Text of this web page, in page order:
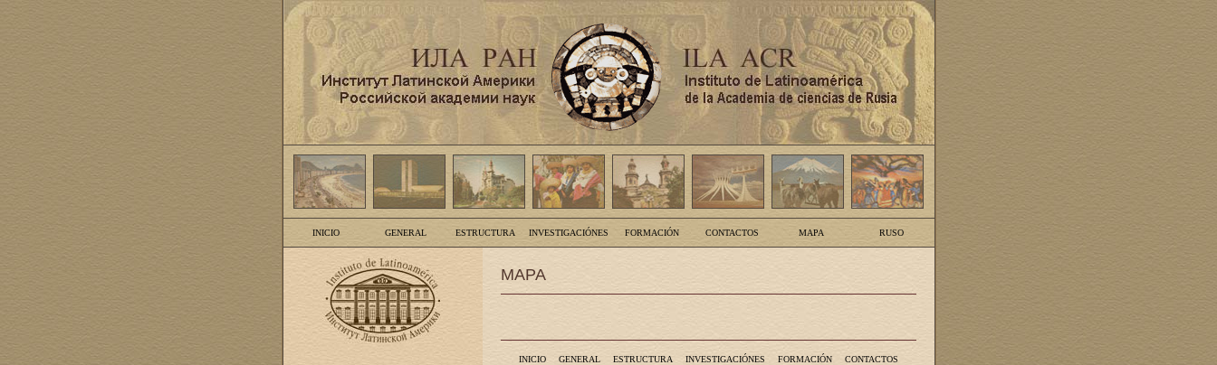
INICIO GENERAL ESTRUCTURA INVESTIGACIÓNES FORMACIÓN CONTACTOS MAPA RUSO
MAPA
INICIO GENERAL ESTRUCTURA INVESTIGACIÓNES FORMACIÓN
CONTACTOS